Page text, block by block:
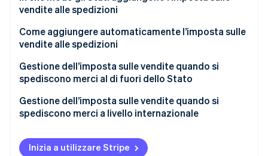
Scopri come Stripe sta costruendo l'infrastruttura
Guarda ora
vendite alle spedizioni
Stati in cui la spedizione è generalmente imponibile
Stati in cui la spedizione è imponibile se abbinata ad
altro
Stati in cui la spedizione è imponibile in circostanze
specifiche
Stati in cui la spedizione generalmente non è
imponibile
Come aggiungere automaticamente l’imposta sulle
vendite alle spedizioni
Configura Stripe Tax
Configura le categorie di prodotti e di imposta
Definisci i costi di spedizione e i comportamenti
fiscali
Automatizza il calcolo delle imposte al momento
Gestione dell’imposta sulle vendite quando si
spediscono merci al di fuori dello Stato
Determina se hai un nesso o meno nello Stato di
destinazione
Determina l’imponibilità dei beni
Gestione dell’imposta sulle vendite quando si
spediscono merci a livello internazionale
Chi paga le imposte e i dazi sulla spedizione?
Inizia a utilizzare Stripe